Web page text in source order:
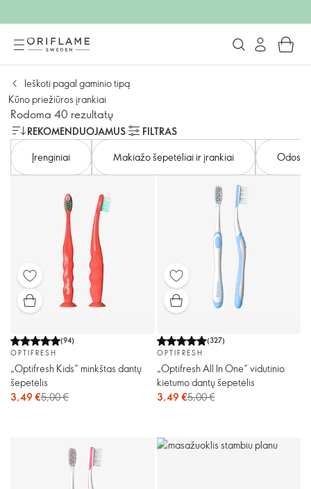
Ieškoti pagal gaminio tipą
Kūno priežiūros įrankiai
Rodoma 40 rezultatų
REKOMENDUOJAMUS
FILTRAS
Įrenginiai
Makiažo šepetėliai ir įrankiai Odos
(94)
OPTIFRESH
„Optifresh Kids“ minkštas dantų
šepetėlis
3,49 €5,00 €
(327)
OPTIFRESH
„Optifresh All In One“ vidutinio
kietumo dantų šepetėlis
3,49 €5,00 €